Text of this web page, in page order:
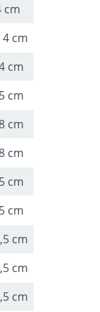
cm
4 cm
cm
cm
cm
cm
cm
cm
cm
cm
cm